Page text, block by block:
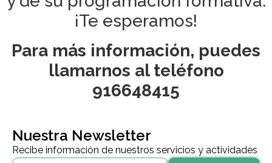
¡Te esperamos!
Para más información, puedes
llamarnos al teléfono
916648415
Nuestra Newsletter
Recibe información de nuestros servicios y actividades